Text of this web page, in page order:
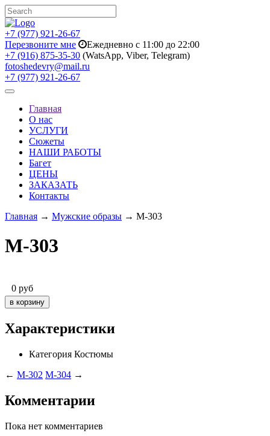
+7 (977) 921-26-67
Перезвоните мне
Ежедневно с 11:00 до 22:00
+7 (916) 875-35-30 (WatsApp, Viber, Telegram)
fotoshedevry@mail.ru
+7 (977) 921-26-67
Toggle
navigationГлавная
О нас
УСЛУГИ
Сюжеты
НАШИ РАБОТЫ
Багет
ЦЕНЫ
ЗАКАЗАТЬ
Контакты
Главная → Мужские образы → M-303
M-303
0 руб
Характеристики
Категория Костюмы
← M-302 M-304 →
Комментарии
Пока нет комментариев